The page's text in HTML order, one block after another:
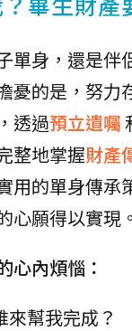
單身，還是伴
憂的是，努力
透過預立遺囑
整地掌握財產
用的單身傳承
心願得以實現。
心內煩惱：
來幫我完成？